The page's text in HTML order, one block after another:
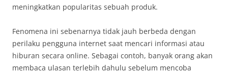
meningkatkan popularitas sebuah produk.
Fenomena ini sebenarnya tidak jauh berbeda dengan
perilaku pengguna internet saat mencari informasi atau
hiburan secara online. Sebagai contoh, banyak orang akan
membaca ulasan terlebih dahulu sebelum mencoba